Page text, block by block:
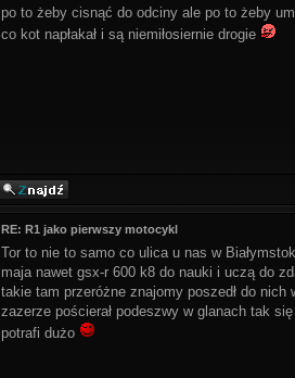
po to żeby cisnąć do odciny ale po to żeby
co kot napłakał i są niemiłosiernie drogie
RE: R1 jako pierwszy motocykl
Tor to nie to samo co ulica u nas w
maja nawet gsx-r 600 k8 do nauki i uczą do
takie tam przeróżne znajomy poszedł do
zazerze pościerał podeszwy w glanach tak
potrafi dużo